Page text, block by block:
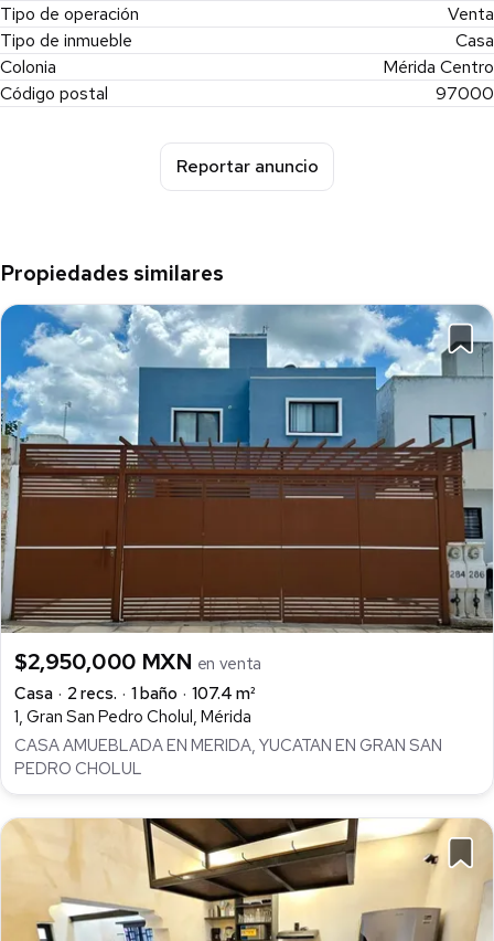
Tipo de operación
Venta
Tipo de inmueble
Casa
Colonia
Mérida Centro
Código postal
97000
Reportar anuncio
Propiedades similares
$2,950,000 MXN en venta
Casa
2 recs. 1 baño
107.4 m²
1, Gran San Pedro Cholul, Mérida
CASA AMUEBLADA EN MERIDA, YUCATAN EN GRAN SAN
PEDRO CHOLUL